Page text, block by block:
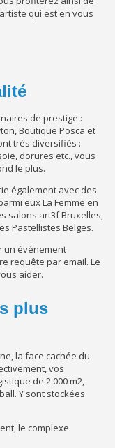
qui est en vous
de prestige :
Boutique Posca et
très diversifiés :
dorures etc., vous
le plus.
également avec des
eux La Femme en
salons art3f Bruxelles,
Pastellistes Belges.
un événement
requête par email. Le
aider.
plus
la face cachée du
vos
de 2 000 m2,
Y sont stockées
le complexe